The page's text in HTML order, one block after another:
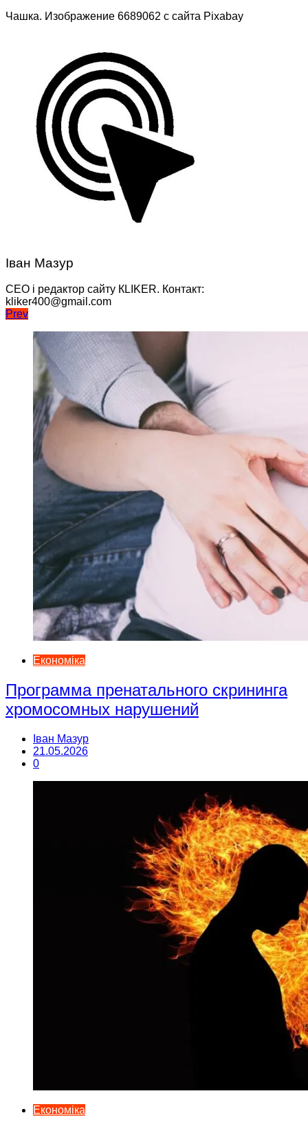
Чашка. Изображение 6689062 с сайта Pixabay
Іван Мазур
CEO і редактор сайту КLIKER. Контакт:
kliker400@gmail.com
Навігація
записів
Prev
Економіка
Программа пренатального скрининга
хромосомных нарушений
Іван Мазур
21.05.2026
0
Економіка